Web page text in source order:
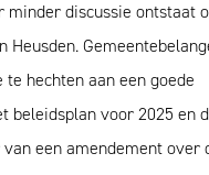
discussie ontstaat
hechten aan een goede
voor 2025 en
een amendement over